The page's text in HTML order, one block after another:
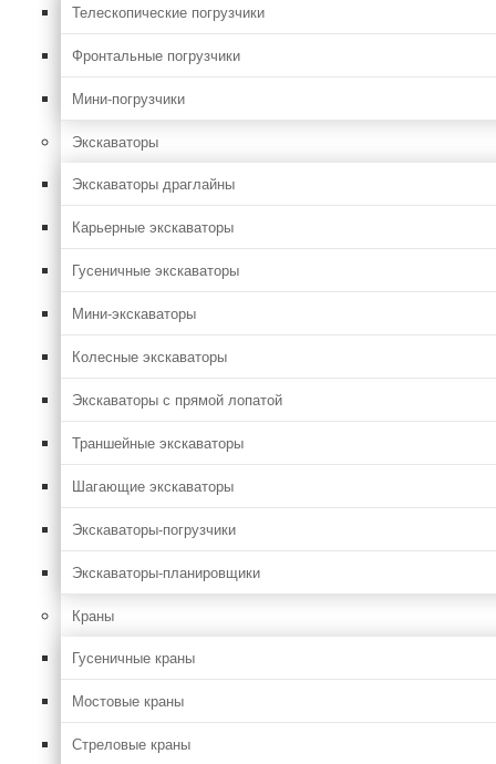
Телескопические погрузчики
Фронтальные погрузчики
Мини-погрузчики
Экскаваторы
Экскаваторы драглайны
Карьерные экскаваторы
Гусеничные экскаваторы
Мини-экскаваторы
Колесные экскаваторы
Экскаваторы с прямой лопатой
Траншейные экскаваторы
Шагающие экскаваторы
Экскаваторы-погрузчики
Экскаваторы-планировщики
Краны
Гусеничные краны
Мостовые краны
Стреловые краны